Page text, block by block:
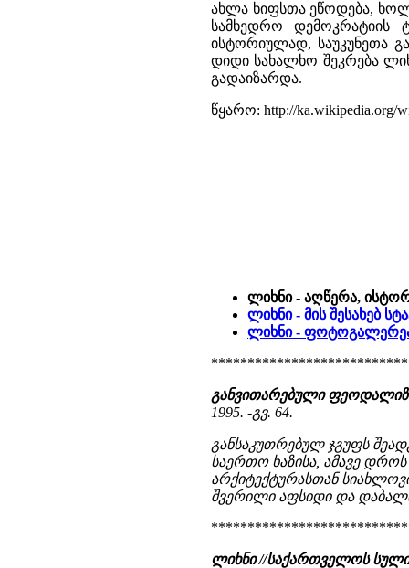
ახლა ხიფსთა ეწოდება,
სამხედრო დემოკრატიის
ისტორიულად, საუკუნეთა
დიდი სახალხო შეკრება
გადაიზარდა.
წყარო: http://ka.wikipedia.org/
ლიხნი - აღწერა,
ლიხნი - მის შესახებ
ლიხნი -
განვითარებული
1995. -გვ. 64.
განსაკუთრებულ ჯგუფს
საერთო ხაზისა, ამავე დროს
არქიტექტურასთან
შვერილი აფსიდი და
ლიხნი //საქართველოს